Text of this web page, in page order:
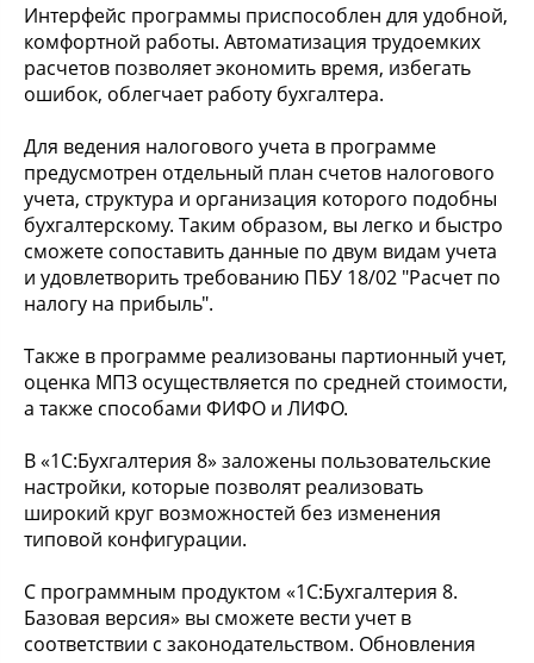
Интерфейс программы приспособлен для удобной,
комфортной работы. Автоматизация трудоемких
расчетов позволяет экономить время, избегать
ошибок, облегчает работу бухгалтера.
Для ведения налогового учета в программе
предусмотрен отдельный план счетов налогового
учета, структура и организация которого подобны
бухгалтерскому. Таким образом, вы легко и быстро
сможете сопоставить данные по двум видам учета
и удовлетворить требованию ПБУ 18/02 "Расчет по
налогу на прибыль".
Также в программе реализованы партионный учет,
оценка МПЗ осуществляется по средней стоимости,
а также способами ФИФО и ЛИФО.
В «1С:Бухгалтерия 8» заложены пользовательские
настройки, которые позволят реализовать
широкий круг возможностей без изменения
типовой конфигурации.
С программным продуктом «1С:Бухгалтерия 8.
Базовая версия» вы сможете вести учет в
соответствии с законодательством. Обновления